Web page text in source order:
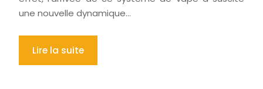
une nouvelle dynamique…
Lire la suite